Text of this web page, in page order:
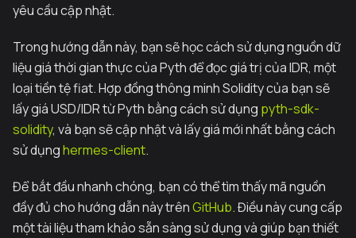
yêu cầu cập nhật.
Trong hướng dẫn này, bạn sẽ học cách sử dụng nguồn dữ
liệu giá thời gian thực của Pyth để đọc giá trị của IDR, một
loại tiền tệ fiat. Hợp đồng thông minh Solidity của bạn sẽ
lấy giá USD/IDR từ Pyth bằng cách sử dụng pyth-sdk-
solidity, và bạn sẽ cập nhật và lấy giá mới nhất bằng cách
sử dụnghermes-client.
Để bắt đầu nhanh chóng, bạn có thể tìm thấy mã nguồn
đầy đủ cho hướng dẫn này trênGitHub. Điều này cung cấp
một tài liệu tham khảo sẵn sàng sử dụng và giúp bạn thiết